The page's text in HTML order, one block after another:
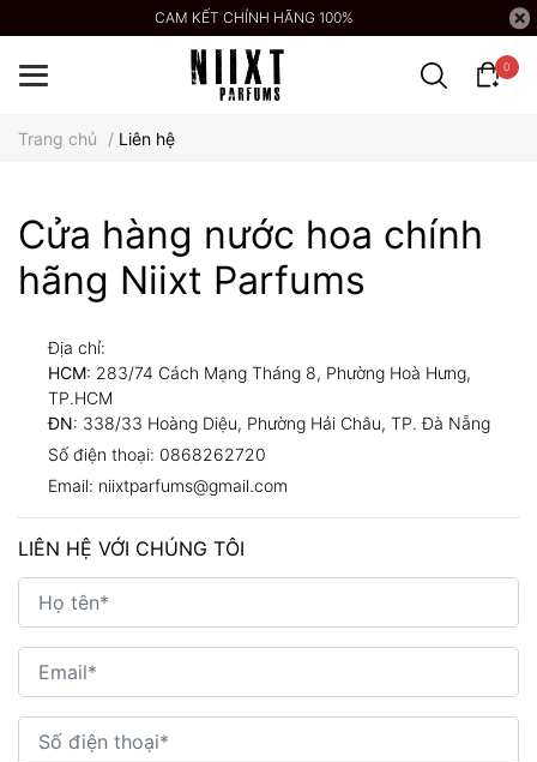
CAM KẾT CHÍNH HÃNG 100%
0
Trang chủ / Liên hệ
Cửa hàng nước hoa chính
hãng Niixt Parfums
Địa chỉ:
HCM: 283/74 Cách Mạng Tháng 8, Phường Hoà Hưng,
TP.HCM
ĐN: 338/33 Hoàng Diệu, Phường Hải Châu, TP. Đà Nẵng
Số điện thoại: 0868262720
Email: niixtparfums@gmail.com
LIÊN HỆ VỚI CHÚNG TÔI